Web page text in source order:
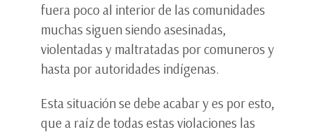
fuera poco al interior de las comunidades
muchas siguen siendo asesinadas,
violentadas y maltratadas por comuneros y
hasta por autoridades indígenas.
Esta situación se debe acabar y es por esto,
que a raíz de todas estas violaciones las